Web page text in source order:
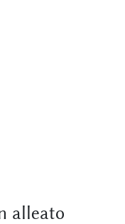
alleato